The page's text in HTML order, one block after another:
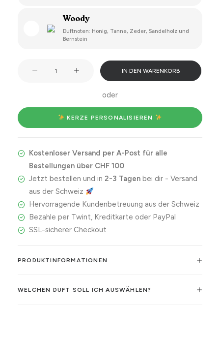
Woody
Duftnoten: Honig, Tanne, Zeder, Sandelholz und
Bernstein
a
Scorpio,
damn
close!
Menge
IN DEN WARENKORB
oder
KERZE PERSONALISIEREN
Kostenloser Versand per A-Post für alle
Bestellungen über CHF 100
Jetzt bestellen und in 2-3 Tagenbei dir - Versand
aus der Schweiz
Hervorragende Kundenbetreuung aus der Schweiz
Bezahle per Twint, Kreditkarte oder PayPal
SSL-sicherer Checkout
PRODUKTINFORMATIONEN
WELCHEN DUFT SOLL ICH AUSWÄHLEN?